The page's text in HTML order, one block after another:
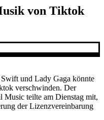
von Tiktok
und Lady Gaga könnte
verschwinden. Der
Music teilte am Dienstag mit,
der Lizenzvereinbarung